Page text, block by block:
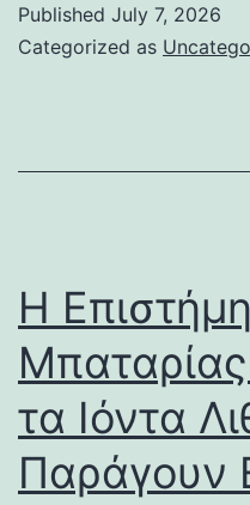
Published July 7, 2026
Categorized as
Η
τα Ιόντα
Παράγουν